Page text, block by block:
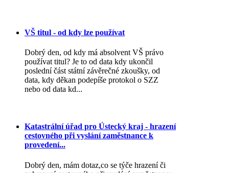
VŠ titul - od kdy lze používat
Dobrý den, od kdy má absolvent VŠ právo
používat titul? Je to od data kdy ukončil
poslední část státní závěrečné zkoušky, od
data, kdy děkan podepíše protokol o SZZ
nebo od data kd...
Katastrální úřad pro Ústecký kraj - hrazení
cestovného při vyslání zaměstnance k
provedení...
Dobrý den, mám dotaz,co se týče hrazení či